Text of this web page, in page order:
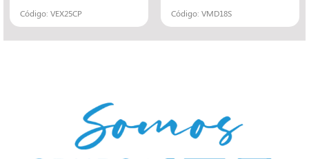
Código: VEX25CP Código: VMD18S